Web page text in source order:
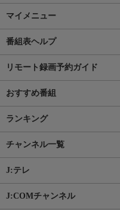
マイメニュー
番組表ヘルプ
リモート録画予約ガイド
おすすめ番組
ランキング
チャンネル一覧
J:テレ
J:COMチャンネル